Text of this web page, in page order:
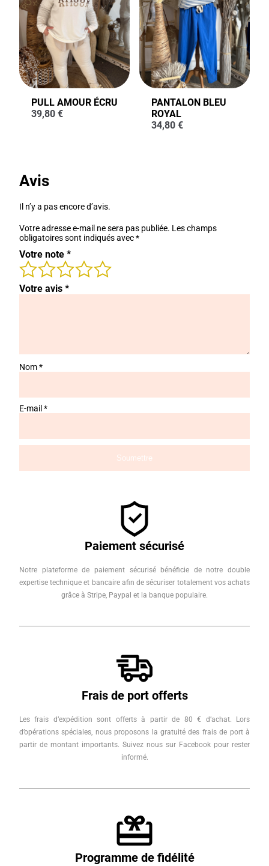
PULL AMOUR ÉCRU
39,80 €
PANTALON BLEU
ROYAL
34,80 €
Avis
Il n’y a pas encore d’avis.
Votre adresse e-mail ne sera pas publiée. Les champs
obligatoires sont indiqués avec*
Votre note *
Votre avis *
Nom*
E-mail *
Paiement sécurisé
Notre plateforme de paiement sécurisé bénéficie de notre double
expertise technique et bancaire afin de sécuriser totalement vos achats
grâce à Stripe, Paypal et la banque populaire.
Frais de port offerts
Les frais d’expédition sont offerts à partir de 80 € d’achat. Lors
d’opérations spéciales, nous proposons la gratuité des frais de port à
partir de montant importants. Suivez nous sur Facebook pour rester
informé.
Programme de fidélité